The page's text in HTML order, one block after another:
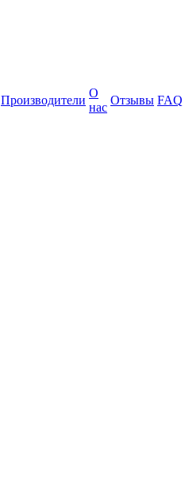
Производители
О
нас
Отзывы FAQ